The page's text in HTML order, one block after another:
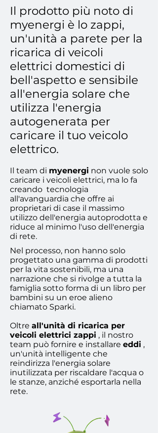
Il prodotto più noto di
myenergi è lo zappi,
un'unità a parete per la
ricarica di veicoli
elettrici domestici di
bell'aspetto e sensibile
all'energia solare che
utilizza l'energia
autogenerata per
caricare il tuo veicolo
elettrico.
​Il team di myenergi non vuole solo
caricare i veicoli elettrici, ma lo fa
creando tecnologia
all'avanguardia che offre ai
proprietari di case il massimo
utilizzo dell'energia autoprodotta e
riduce al minimo l'uso dell'energia
di rete.
​Nel processo, non hanno solo
progettato una gamma di prodotti
per la vita sostenibili, ma una
narrazione che si rivolge a tutta la
famiglia sotto forma di un libro per
bambini su un eroe alieno
chiamato Sparki.
Oltre all'unità di ricarica per
veicoli elettrici zappi , il nostro
team può fornire e installare eddi ,
un'unità intelligente che
reindirizza l'energia solare
inutilizzata per riscaldare l'acqua o
le stanze, anziché esportarla nella
rete.